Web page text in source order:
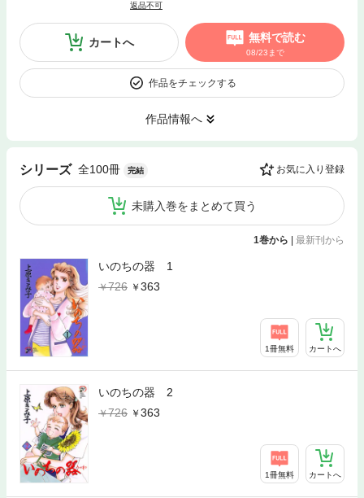
返品不可
カートへ 無料で読む
08/23まで
作品をチェックする
作品情報へ
シリーズ 全100冊 完結 お気に入り登録
未購入巻をまとめて買う
1巻から 最新刊から
いのちの器 1
726
363
1冊無料 カートへ
いのちの器 2
726
363
1冊無料 カートへ